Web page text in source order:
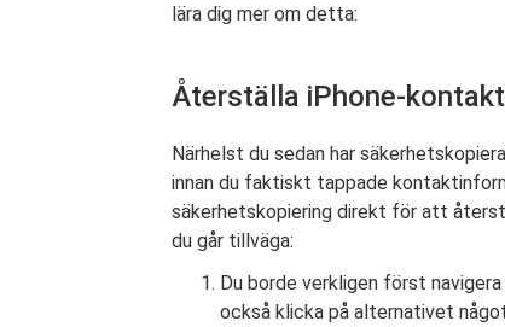
lära dig mer om detta:
Återställa iPhone-
Närhelst du sedan har
innan du faktiskt tappade
säkerhetskopiering direkt för att
du går tillväga:
Du borde verkligen först
också klicka på alternativet